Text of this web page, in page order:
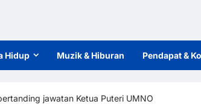
Hidup Muzik & Hiburan Pendapat &
jawatan Ketua Puteri UMNO